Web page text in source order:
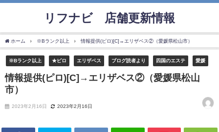
リフナビ®店舗更新情報
ホーム ※Bランク以上 情報提供(ピロ)[C]→エリザベス②（愛媛県松山市）
※Bランク以上 ★ピロ エリザベス ブログ読者より 四国のエステ 愛媛
情報提供(ピロ)[C]→エリザベス②（愛媛県松山
市）
2023年2月16日 2023年2月16日